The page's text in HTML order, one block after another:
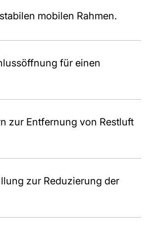
mobilen Rahmen.
für einen
zur Entfernung von Restluft
zur Reduzierung der